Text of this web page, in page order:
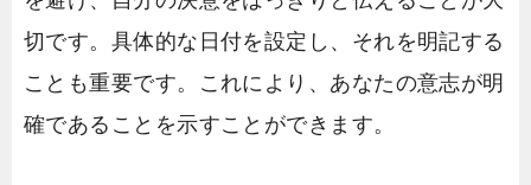
切です。具体的な日付を設定し、それを明記する
ことも重要です。これにより、あなたの意志が明
確であることを示すことができます。